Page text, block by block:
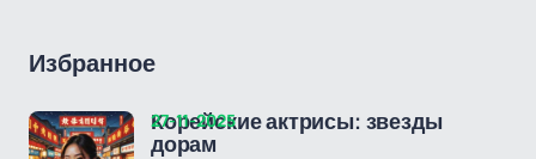
Избранное
Корейские актрисы: звезды
дорам
27-11-2025